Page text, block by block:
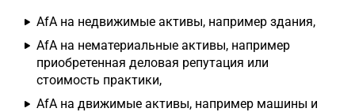
AfA на недвижимые активы, например здания,
AfA на нематериальные активы, например
приобретенная деловая репутация или
стоимость практики,
AfA на движимые активы, например машины и